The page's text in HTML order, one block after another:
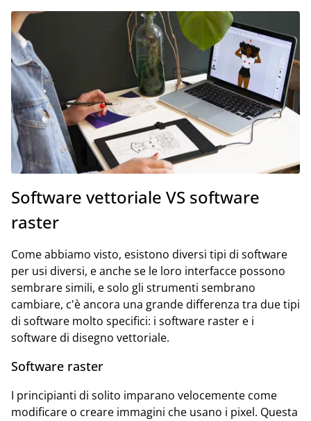
Software vettoriale VS software
raster
Come abbiamo visto, esistono diversi tipi di software
per usi diversi, e anche se le loro interfacce possono
sembrare simili, e solo gli strumenti sembrano
cambiare, c'è ancora una grande differenza tra due tipi
di software molto specifici: i software raster e i
software di disegno vettoriale.
Software raster
I principianti di solito imparano velocemente come
modificare o creare immagini che usano i pixel. Questa